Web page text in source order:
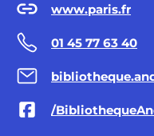
www.paris.fr
01 45 77 63 40
/